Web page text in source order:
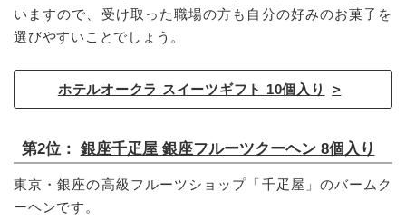
いますので、受け取った職場の方も自分の好みのお菓子を
選びやすいことでしょう。
ホテルオークラ スイーツギフト 10個入り
第2位： 銀座千疋屋 銀座フルーツクーヘン 8個入り
東京・銀座の高級フルーツショップ「千疋屋」のバームク
ーヘンです。